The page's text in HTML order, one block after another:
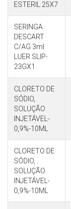
ESTERIL 25X7
SERINGA
DESCART
C/AG 3ml
LUER SLIP-
23GX1
CLORETO DE
SÓDIO,
SOLUÇÃO
INJETÁVEL-
0,9%-10ML
CLORETO DE
SÓDIO,
SOLUÇÃO
INJETÁVEL-
0,9%-10ML